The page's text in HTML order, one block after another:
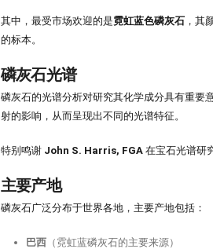
其中，最受市场欢迎的是霓虹蓝色磷灰石 ，其
的标本。
磷灰石光谱
磷灰石的光谱分析对研究其化学成分具有重要
射的影响，从而呈现出不同的光谱特征。
特别鸣谢 John S. Harris, FGA 在宝石光谱研
主要产地
磷灰石广泛分布于世界各地，主要产地包括：
巴西 （霓虹蓝磷灰石的主要来源）